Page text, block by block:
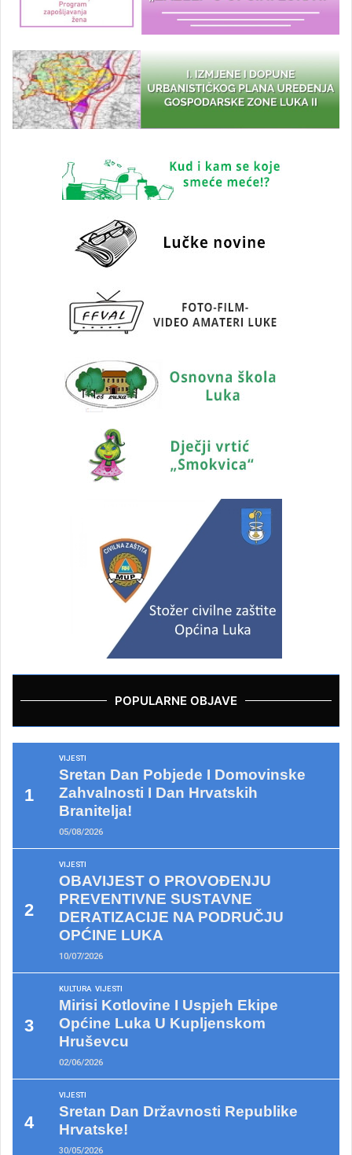
POPULARNE OBJAVE
VIJESTI
Sretan Dan Pobjede I Domovinske
Zahvalnosti I Dan Hrvatskih
Branitelja!
05/08/2026
VIJESTI
OBAVIJEST O PROVOĐENJU
PREVENTIVNE SUSTAVNE
DERATIZACIJE NA PODRUČJU
OPĆINE LUKA
10/07/2026
KULTURA VIJESTI
Mirisi Kotlovine I Uspjeh Ekipe
Općine Luka U Kupljenskom
Hruševcu
02/06/2026
VIJESTI
Sretan Dan Državnosti Republike
Hrvatske!
30/05/2026